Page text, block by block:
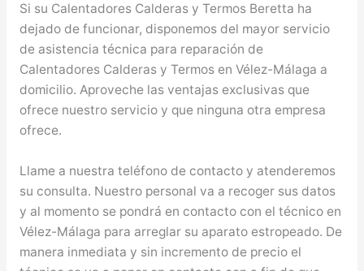
Si su Calentadores Calderas y Termos Beretta ha
dejado de funcionar, disponemos del mayor servicio
de asistencia técnica para reparación de
Calentadores Calderas y Termos en Vélez-Málaga a
domicilio. Aproveche las ventajas exclusivas que
ofrece nuestro servicio y que ninguna otra empresa
ofrece.
Llame a nuestra teléfono de contacto y atenderemos
su consulta. Nuestro personal va a recoger sus datos
y al momento se pondrá en contacto con el técnico en
Vélez-Málaga para arreglar su aparato estropeado. De
manera inmediata y sin incremento de precio el